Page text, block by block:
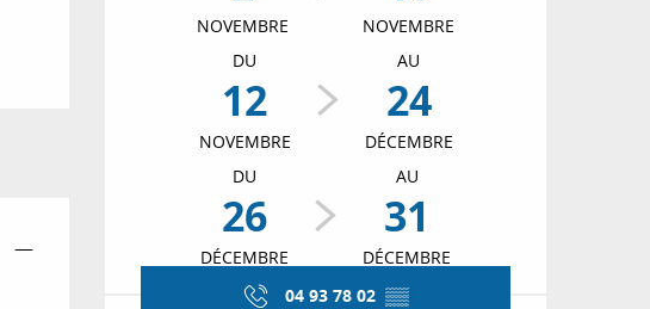
NOVEMBRE
NOVEMBRE
DU
12
NOVEMBRE
AU
24
DÉCEMBRE
DU
26
DÉCEMBRE
AU
31
DÉCEMBRE
04 93 78 02 ▒▒
—